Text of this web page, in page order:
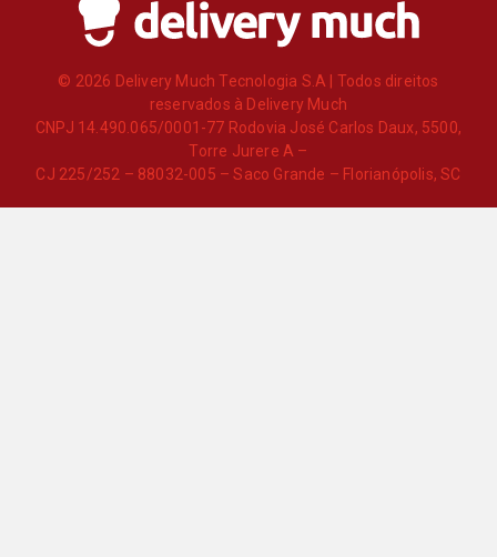
© 2026 Delivery Much Tecnologia S.A | Todos direitos
reservados à Delivery Much
CNPJ 14.490.065/0001-77 Rodovia José Carlos Daux, 5500,
Torre Jurere A –
CJ 225/252 – 88032-005 – Saco Grande – Florianópolis, SC